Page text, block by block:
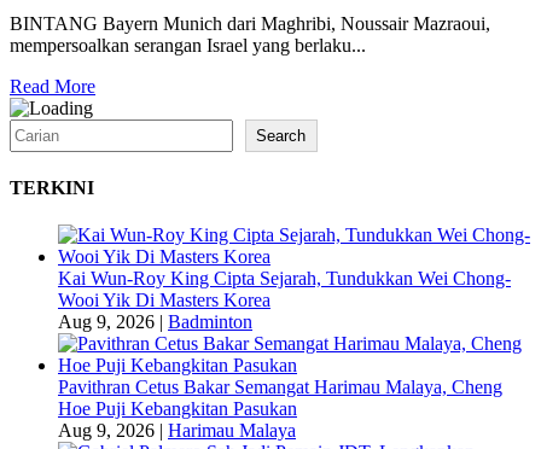
BINTANG Bayern Munich dari Maghribi, Noussair Mazraoui,
mempersoalkan serangan Israel yang berlaku...
Read More
Search Search
TERKINI
Kai Wun-Roy King Cipta Sejarah, Tundukkan Wei Chong-
Wooi Yik Di Masters Korea
Aug 9, 2026
Badminton
Pavithran Cetus Bakar Semangat Harimau Malaya, Cheng
Hoe Puji Kebangkitan Pasukan
Aug 9, 2026
Harimau Malaya